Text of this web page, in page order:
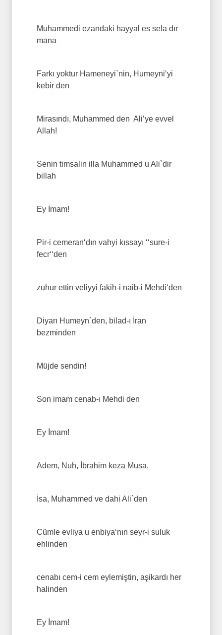
Muhammedi ezandaki hayyal es sela dır
mana
Farkı yoktur Hameneyi`nin, Humeyni‘yi
kebir den
Mirasındı, Muhammed den Ali’ye evvel
Allah!
Senin timsalin illa Muhammed u Ali`dir
billah
Ey İmam!
Pir-i cemeran‘dın vahyi kıssayı ‘‘sure-i
fecr‘‘den
zuhur ettin veliyyi fakih-i naib-i Mehdi‘den
Diyarı Humeyn`den, bilad-ı İran
bezminden
Müjde sendin!
Son imam cenab-ı Mehdi den
Ey İmam!
Adem, Nuh, İbrahim keza Musa,
İsa, Muhammed ve dahi Ali`den
Cümle evliya u enbiya‘nın seyr-i suluk
ehlinden
cenabı cem-i cem eylemiştin, aşikardı her
halinden
Ey İmam!